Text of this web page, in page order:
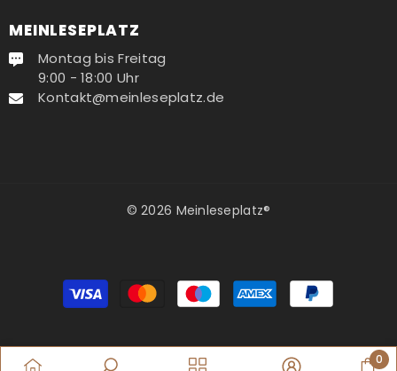
MEINLESEPLATZ
Montag bis Freitag
9:00 - 18:00 Uhr
Kontakt@meinleseplatz.de
© 2026 Meinleseplatz®
Zahlungsmethoden
0